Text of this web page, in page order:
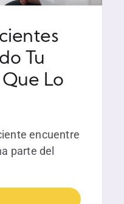
Tu
Lo
encuentre
parte del